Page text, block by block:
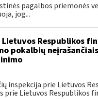
pagalbos priemonės
jog...
Respublikos
pokalbių
inspekcija prie Lietuvos
Lietuvos Respublikos